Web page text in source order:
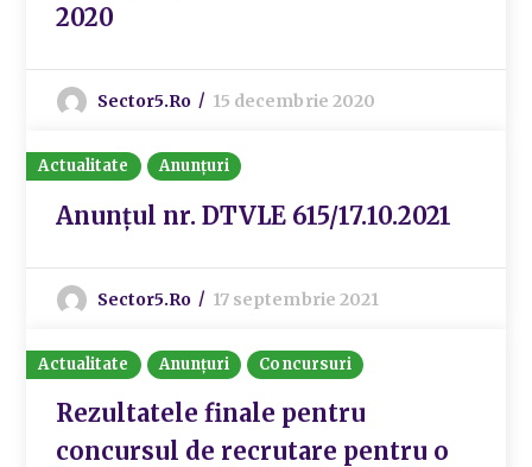
2020
Sector5.ro 15 decembrie 2020
Actualitate Anunțuri
Anunțul nr. DTVLE 615/17.10.2021
Sector5.ro 17 septembrie 2021
Actualitate Anunțuri Concursuri
Rezultatele finale pentru
concursul de recrutare pentru o